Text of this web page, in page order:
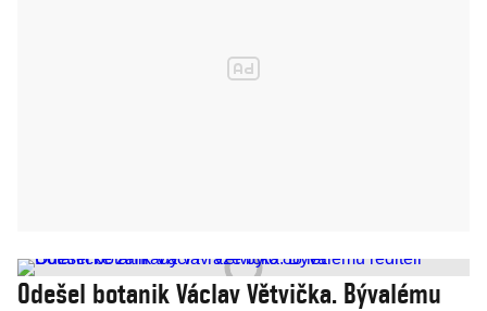
Odešel botanik Václav Větvička. Bývalému